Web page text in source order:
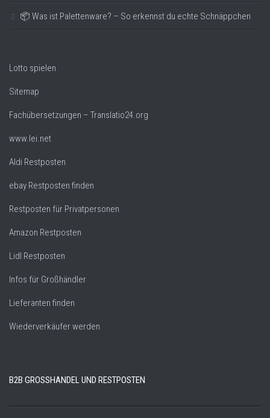
📦 Was ist Palettenware? – So erkennst du echte Schnäppchen
Lotto spielen
Sitemap
Fachübersetzungen – Translatio24.org
www.lei.net
Aldi Restposten
ebay Restposten finden
Restposten für Privatpersonen
Amazon Restposten
Lidl Restposten
Infos für Großhändler
Lieferanten finden
Wiederverkäufer werden
B2B GROSSHANDEL UND RESTPOSTEN